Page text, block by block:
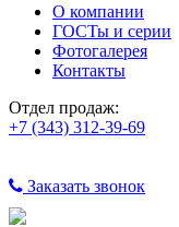
О компании
ГОСТы и серии
Фотогалерея
Контакты
Отдел продаж:
+7 (343) 312-39-69
Заказать звонок